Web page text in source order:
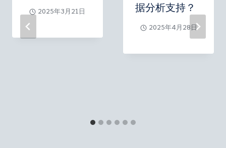
2025年3月21日
据分析支持？
2025年4月28日